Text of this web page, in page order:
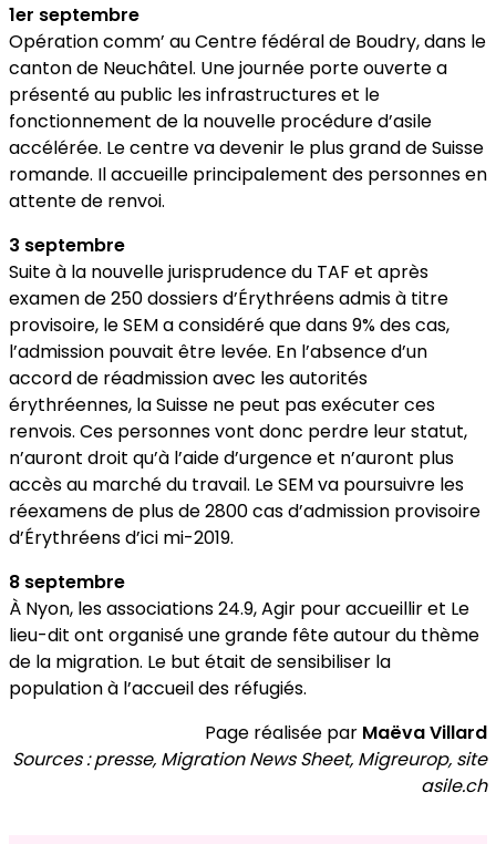
1er septembre
Opération comm’ au Centre fédéral de Boudry, dans le
canton de Neuchâtel. Une journée porte ouverte a
présenté au public les infrastructures et le
fonctionnement de la nouvelle procédure d’asile
accélérée. Le centre va devenir le plus grand de Suisse
romande. Il accueille principalement des personnes en
attente de renvoi.
3 septembre
Suite à la nouvelle jurisprudence du TAF et après
examen de 250 dossiers d’Érythréens admis à titre
provisoire, le SEM a considéré que dans 9% des cas,
l’admission pouvait être levée. En l’absence d’un
accord de réadmission avec les autorités
érythréennes, la Suisse ne peut pas exécuter ces
renvois. Ces personnes vont donc perdre leur statut,
n’auront droit qu’à l’aide d’urgence et n’auront plus
accès au marché du travail. Le SEM va poursuivre les
réexamens de plus de 2800 cas d’admission provisoire
d’Érythréens d’ici mi-2019.
8 septembre
À Nyon, les associations 24.9, Agir pour accueillir et Le
lieu-dit ont organisé une grande fête autour du thème
de la migration. Le but était de sensibiliser la
population à l’accueil des réfugiés.
Page réalisée par Maëva Villard
Sources : presse, Migration News Sheet, Migreurop, site
asile.ch